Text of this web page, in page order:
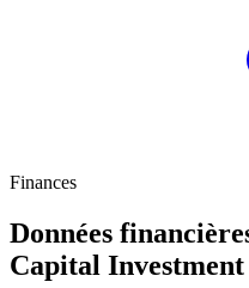
Finances
Données
Capital